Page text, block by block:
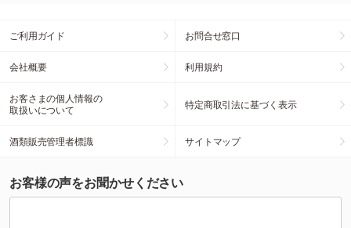
ご利用ガイド お問合せ窓口
会社概要 利用規約
お客さまの個人情報の
取扱いについて
特定商取引法に基づく表示
酒類販売管理者標識 サイトマップ
お客様の声をお聞かせください